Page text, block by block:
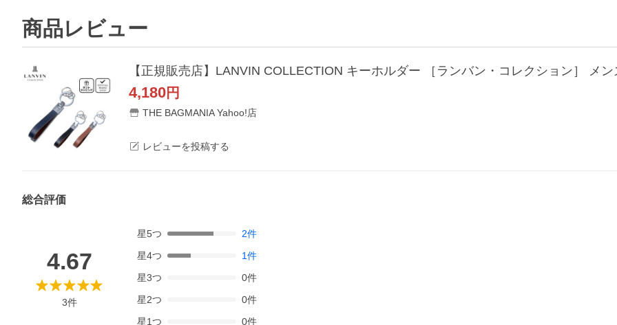
商品レビュー
4,180円
THE BAGMANIA Yahoo!店
レビューを投稿する
総合評価
4.67
3件
星5つ 2件
星4つ 1件
星3つ 0件
星2つ 0件
星1つ 0件